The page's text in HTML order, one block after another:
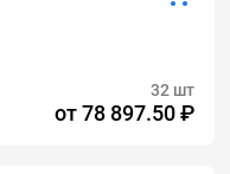
32 шт
от78 897.50 ₽